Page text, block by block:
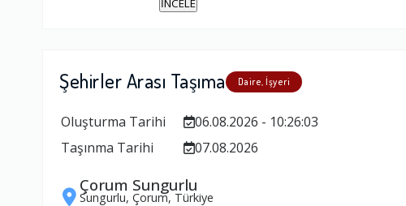
İNCELE
Şehirler Arası Taşıma Daire, İşyeri
Oluşturma Tarihi
06.08.2026 - 10:26:03
Taşınma Tarihi
07.08.2026
Çorum Sungurlu
Sungurlu, Çorum, Türkiye